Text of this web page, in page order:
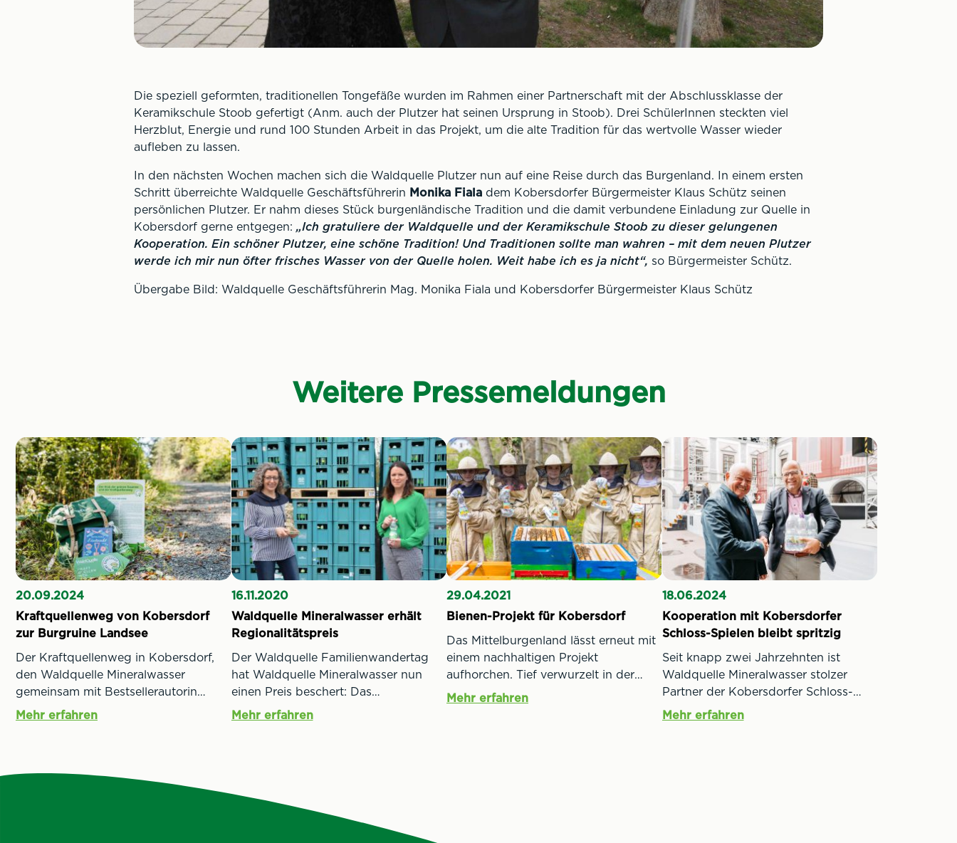
Die speziell geformten, traditionellen Tongefäße wurden im Rahmen einer Partnerschaft mit der Abschlussklasse der
Keramikschule Stoob gefertigt (Anm. auch der Plutzer hat seinen Ursprung in Stoob). Drei SchülerInnen steckten viel
Herzblut, Energie und rund 100 Stunden Arbeit in das Projekt, um die alte Tradition für das wertvolle Wasser wieder
aufleben zu lassen.
In den nächsten Wochen machen sich die Waldquelle Plutzer nun auf eine Reise durch das Burgenland. In einem ersten
Schritt überreichte Waldquelle Geschäftsführerin Monika Fiala dem Kobersdorfer Bürgermeister Klaus Schütz seinen
persönlichen Plutzer. Er nahm dieses Stück burgenländische Tradition und die damit verbundene Einladung zur Quelle in
Kobersdorf gerne entgegen: „Ich gratuliere der Waldquelle und der Keramikschule Stoob zu dieser gelungenen
Kooperation. Ein schöner Plutzer, eine schöne Tradition! Und Traditionen sollte man wahren – mit dem neuen Plutzer
werde ich mir nun öfter frisches Wasser von der Quelle holen. Weit habe ich es ja nicht“, so Bürgermeister Schütz.
Übergabe Bild: Waldquelle Geschäftsführerin Mag. Monika Fiala und Kobersdorfer Bürgermeister Klaus Schütz
Weitere Pressemeldungen
20.09.2024
Kraftquellenweg von Kobersdorf
zur Burgruine Landsee
Der Kraftquellenweg in Kobersdorf,
den Waldquelle Mineralwasser
gemeinsam mit Bestsellerautorin
Martina Parker gestaltet hat, bietet
einzutauchen.
Mehr erfahren
16.11.2020
Waldquelle Mineralwasser erhält
Regionalitätspreis
Der Waldquelle Familienwandertag
hat Waldquelle Mineralwasser nun
einen Preis beschert: Das
burgenländische
bekommen. Geehrt werden alle
regionalen Aktivitäten von Waldquelle
Mineralwasser, darunter der vor drei
Mehr erfahren
29.04.2021
Bienen-Projekt für Kobersdorf
Das Mittelburgenland lässt erneut mit
einem nachhaltigen Projekt
aufhorchen. Tief verwurzelt in der
Region, unterstützt das
Mehr erfahren
18.06.2024
Kooperation mit Kobersdorfer
Schloss-Spielen bleibt spritzig
Seit knapp zwei Jahrzehnten ist
Waldquelle Mineralwasser stolzer
Partner der Kobersdorfer Schloss-
Spiele. Auch 2024 spiegelt sich dieses
Mehr erfahren